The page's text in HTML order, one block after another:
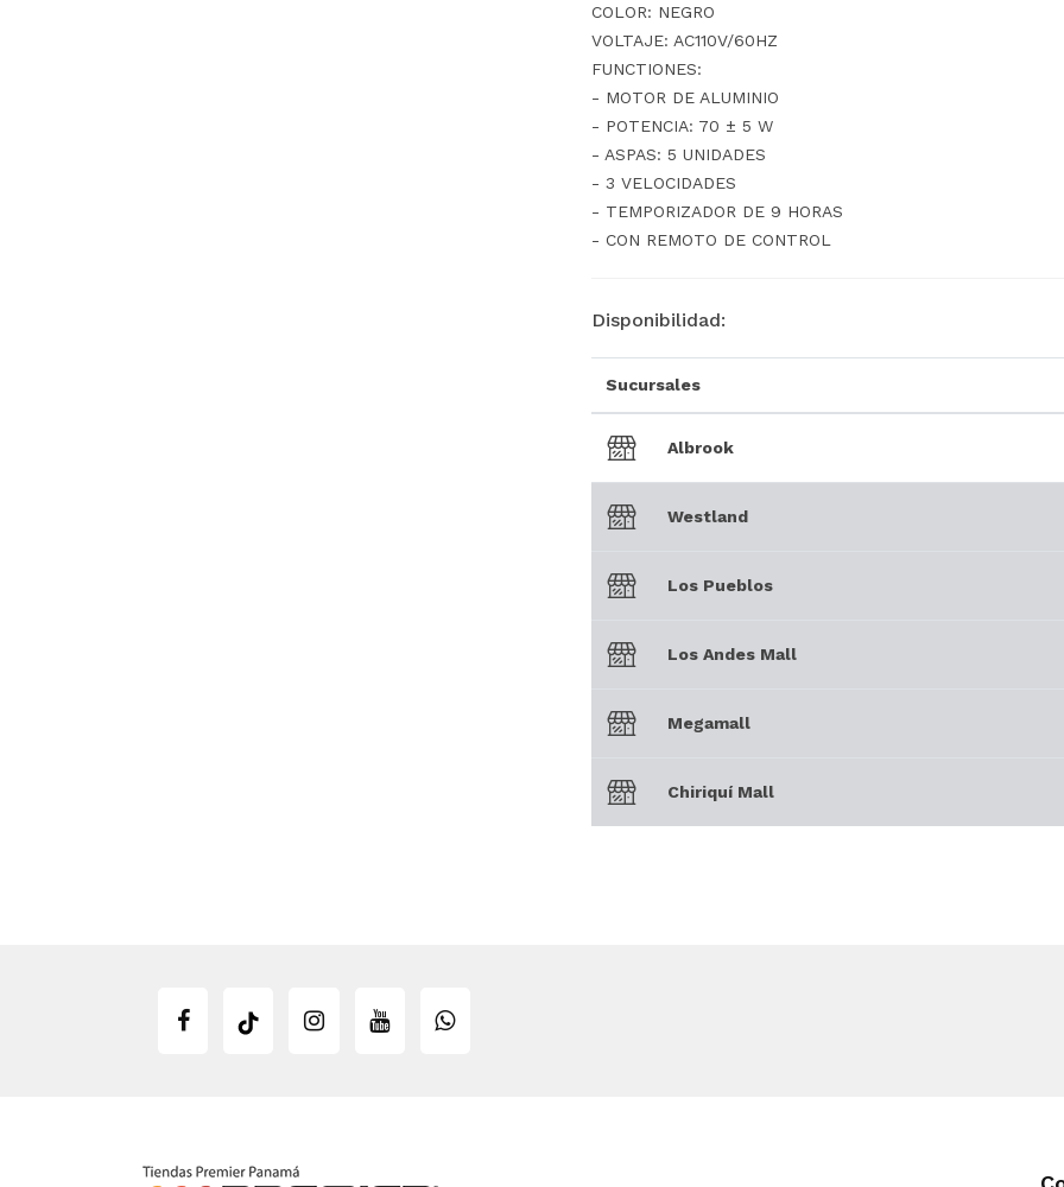
COLOR: NEGRO
VOLTAJE: AC110V/60HZ
FUNCTIONES:
- MOTOR DE ALUMINIO
- POTENCIA: 70 ± 5 W
- ASPAS: 5 UNIDADES
- 3 VELOCIDADES
- TEMPORIZADOR DE 9 HORAS
- CON REMOTO DE CONTROL
Disponibilidad:
Sucursales
Albrook
Westland
Los Pueblos
Los Andes Mall
Megamall
Chiriquí Mall